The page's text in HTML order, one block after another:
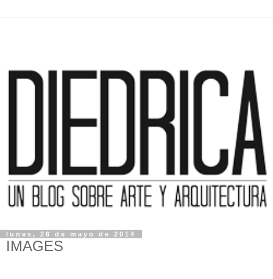
lunes, 26 de mayo de 2014
IMAGES